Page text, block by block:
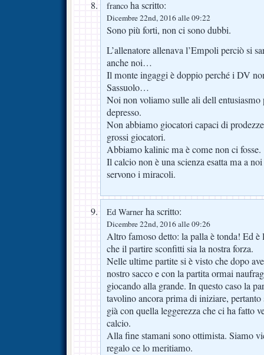
franco ha scritto:
Dicembre 22nd, 2016 alle 09:22
Sono più forti, non ci sono dubbi.
L’allenatore allenava l’Empoli perciò si
anche noi…
Il monte ingaggi è doppio perché i DV
Sassuolo…
Noi non voliamo sulle ali dell entusiasmo
depresso.
Non abbiamo giocatori capaci di
grossi giocatori.
Abbiamo kalinic ma è come non ci fosse.
Il calcio non è una scienza esatta ma a
servono i miracoli.
Ed Warner ha scritto:
Dicembre 22nd, 2016 alle 09:26
Altro famoso detto: la palla è tonda! Ed è
che il partire sconfitti sia la nostra forza.
Nelle ultime partite si è visto che dopo
nostro sacco e con la partita ormai
giocando alla grande. In questo caso la
tavolino ancora prima di iniziare,
già con quella leggerezza che ci ha fatto
calcio.
Alla fine stamani sono ottimista. Siamo
regalo ce lo meritiamo.